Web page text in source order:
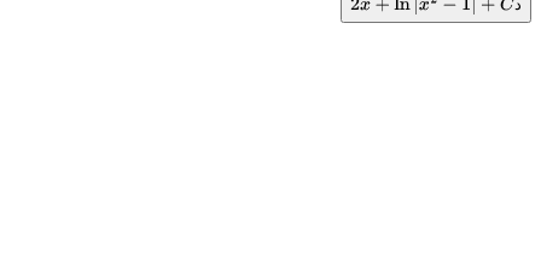
2x +ln|x2 −1 +C